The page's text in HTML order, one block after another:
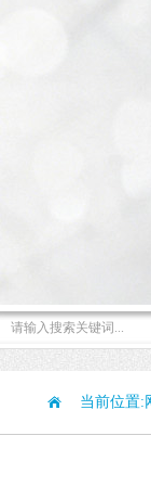
当前位置: